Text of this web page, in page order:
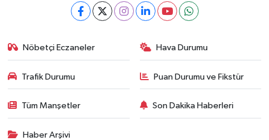
Nöbetçi Eczaneler Hava Durumu
Trafik Durumu Puan Durumu ve Fikstür
Tüm Manşetler Son Dakika Haberleri
Haber Arşivi